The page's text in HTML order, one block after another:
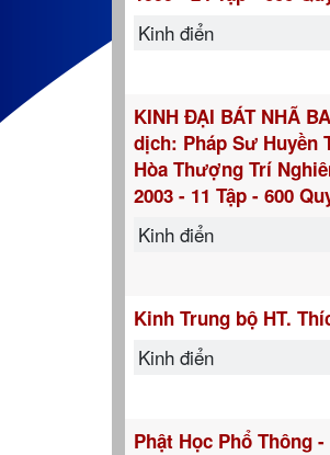
Kinh điển
KINH ĐẠI BÁT NHÃ BA
dịch: Pháp Sư Huyền
Hòa Thượng Trí
2003 - 11 Tập -
Kinh điển
Kinh Trung bộ HT.
Kinh điển
Phật Học Phổ Thông